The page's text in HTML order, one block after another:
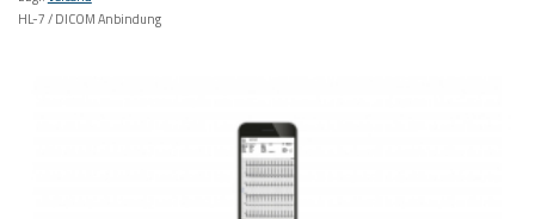
HL-7 / DICOM Anbindung